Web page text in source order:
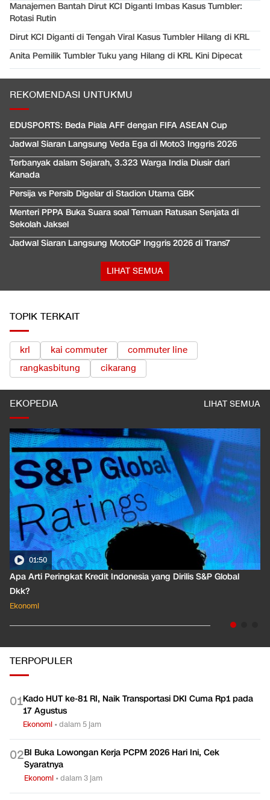
Manajemen Bantah Dirut KCI Diganti Imbas Kasus Tumbler:
Rotasi Rutin
Dirut KCI Diganti di Tengah Viral Kasus Tumbler Hilang di KRL
Anita Pemilik Tumbler Tuku yang Hilang di KRL Kini Dipecat
REKOMENDASI UNTUKMU
EDUSPORTS: Beda Piala AFF dengan FIFA ASEAN Cup
Jadwal Siaran Langsung Veda Ega di Moto3 Inggris 2026
Terbanyak dalam Sejarah, 3.323 Warga India Diusir dari
Kanada
Persija vs Persib Digelar di Stadion Utama GBK
Menteri PPPA Buka Suara soal Temuan Ratusan Senjata di
Sekolah Jaksel
Jadwal Siaran Langsung MotoGP Inggris 2026 di Trans7
LIHAT SEMUA
TOPIK TERKAIT
krl kai commuter
commuter line
rangkasbitung
cikarang
EKOPEDIA LIHAT SEMUA
01:50
Apa Arti Peringkat Kredit Indonesia yang Dirilis S&P Global
Dkk?
Ekonomi
TERPOPULER
01Kado HUT ke-81 RI, Naik Transportasi DKI Cuma Rp1 pada
17 Agustus
Ekonomi •dalam 5 jam
02BI Buka Lowongan Kerja PCPM 2026 Hari Ini, Cek
Syaratnya
Ekonomi •dalam 3 jam